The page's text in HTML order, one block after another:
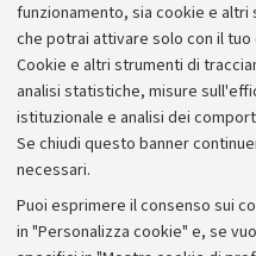
funzionamento, sia cookie e
che potrai attivare solo con il tuo
Cookie e altri strumenti di
analisi statistiche, misure
istituzionale e analisi dei
Se chiudi questo banner
necessari.
Puoi esprimere il consenso sui
in "Personalizza cookie" e, se